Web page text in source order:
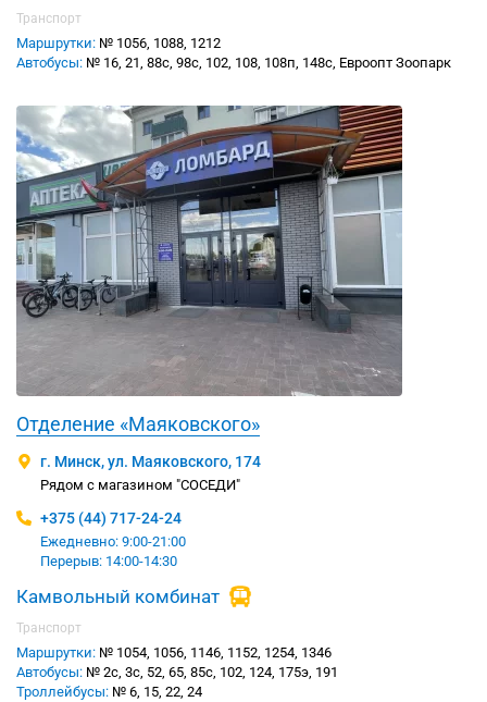
Транспорт
Маршрутки: № 1056, 1088, 1212
Автобусы: № 16, 21, 88с, 98с, 102, 108, 108п, 148с, Евроопт Зоопарк
Отделение «Маяковского»
г. Минск, ул. Маяковского, 174
Рядом с магазином "СОСЕДИ"
+375 (44) 717-24-24
Ежедневно: 9:00-21:00
Перерыв: 14:00-14:30
Камвольный комбинат
Транспорт
Маршрутки: № 1054, 1056, 1146, 1152, 1254, 1346
Автобусы: № 2с, 3с, 52, 65, 85с, 102, 124, 175э, 191
Троллейбусы: № 6, 15, 22, 24